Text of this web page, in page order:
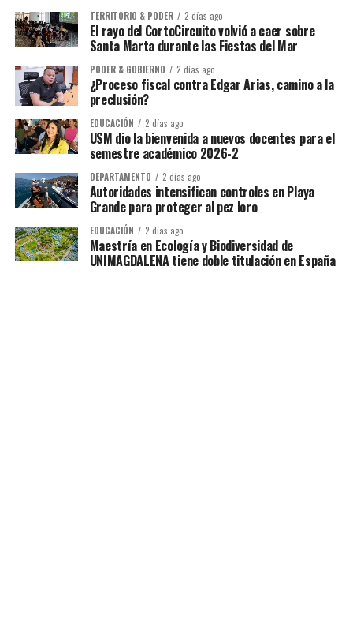
TERRITORIO & PODER 2 días ago
El rayo del CortoCircuito volvió a caer sobre
Santa Marta durante las Fiestas del Mar
PODER & GOBIERNO 2 días ago
¿Proceso fiscal contra Edgar Arias, camino a la
preclusión?
EDUCACIÓN 2 días ago
USM dio la bienvenida a nuevos docentes para el
semestre académico 2026-2
DEPARTAMENTO 2 días ago
Autoridades intensifican controles en Playa
Grande para proteger al pez loro
EDUCACIÓN 2 días ago
Maestría en Ecología y Biodiversidad de
UNIMAGDALENA tiene doble titulación en España